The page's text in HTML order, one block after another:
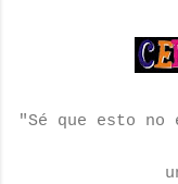
"Sé que esto